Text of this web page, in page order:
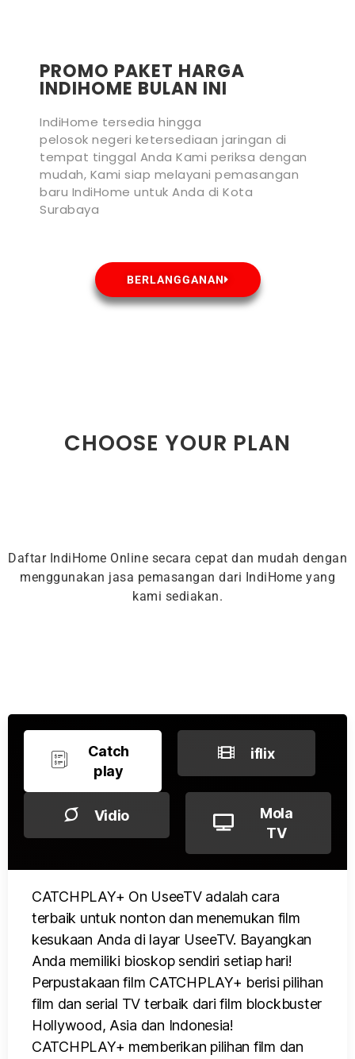
PROMO PAKET HARGA
INDIHOME BULAN INI
IndiHome tersedia hingga
pelosok negeri ketersediaan jaringan di
tempat tinggal Anda Kami periksa dengan
mudah, Kami siap melayani pemasangan
baru IndiHome untuk Anda di Kota
Surabaya
BERLANGGANAN
CHOOSE YOUR PLAN
Daftar IndiHome Online secara cepat dan mudah dengan
menggunakan jasa pemasangan dari IndiHome yang
kami sediakan.
Catch
play
iflix
Vidio
Mola
TV
CATCHPLAY+ On UseeTV adalah cara
terbaik untuk nonton dan menemukan film
kesukaan Anda di layar UseeTV. Bayangkan
Anda memiliki bioskop sendiri setiap hari!
Perpustakaan film CATCHPLAY+ berisi pilihan
film dan serial TV terbaik dari film blockbuster
Hollywood, Asia dan Indonesia!
CATCHPLAY+ memberikan pilihan film dan